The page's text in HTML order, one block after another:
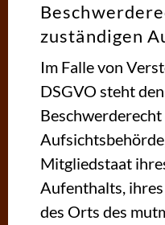
zuständigen
Im Falle von
DSGVO steht
Mitgliedstaat
Aufenthalts,
des Orts des